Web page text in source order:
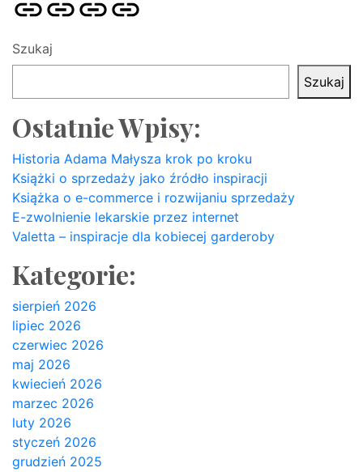
głównaStron
SEO
Szukaj
Szukaj
Ostatnie Wpisy:
Historia Adama Małysza krok po kroku
Książki o sprzedaży jako źródło inspiracji
Książka o e-commerce i rozwijaniu sprzedaży
E-zwolnienie lekarskie przez internet
Valetta – inspiracje dla kobiecej garderoby
Kategorie:
sierpień 2026
lipiec 2026
czerwiec 2026
maj 2026
kwiecień 2026
marzec 2026
luty 2026
styczeń 2026
grudzień 2025